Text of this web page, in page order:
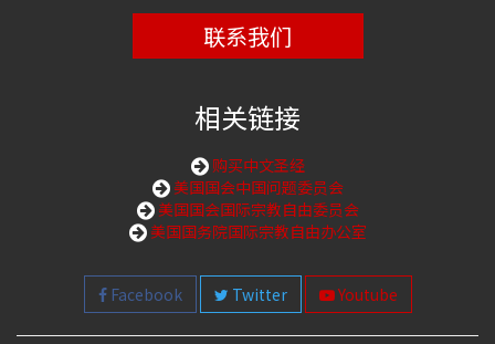
联系我们
相关链接
购买中文圣经
美国国会中国问题委员会
美国国会国际宗教自由委员会
美国国务院国际宗教自由办公室
Facebook Twitter Youtube